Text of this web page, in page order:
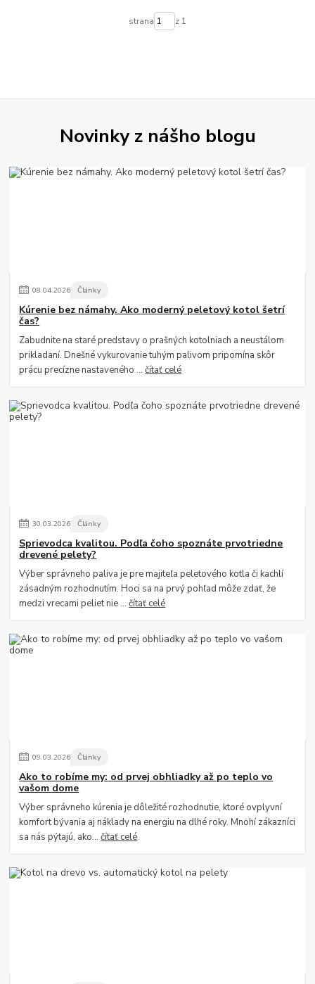
strana z 1
Novinky z nášho blogu
08.04.2026 Články
Kúrenie bez námahy. Ako moderný peletový kotol šetrí
čas?
Zabudnite na staré predstavy o prašných kotolniach a neustálom
prikladaní. Dnešné vykurovanie tuhým palivom pripomína skôr
prácu precízne nastaveného ...čítať celé
30.03.2026 Články
Sprievodca kvalitou. Podľa čoho spoznáte prvotriedne
drevené pelety?
Výber správneho paliva je pre majiteľa peletového kotla či kachlí
zásadným rozhodnutím. Hoci sa na prvý pohľad môže zdať, že
medzi vrecami peliet nie ...čítať celé
09.03.2026 Články
Ako to robíme my: od prvej obhliadky až po teplo vo
vašom dome
Výber správneho kúrenia je dôležité rozhodnutie, ktoré ovplyvní
komfort bývania aj náklady na energiu na dlhé roky. Mnohí zákazníci
sa nás pýtajú, ako...čítať celé